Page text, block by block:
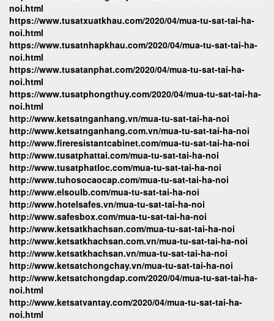
noi.html
https://www.tusatxuatkhau.com/2020/04/mua-tu-sat-tai-ha-
noi.html
https://www.tusatnhapkhau.com/2020/04/mua-tu-sat-tai-ha-
noi.html
https://www.tusatanphat.com/2020/04/mua-tu-sat-tai-ha-
noi.html
https://www.tusatphongthuy.com/2020/04/mua-tu-sat-tai-ha-
noi.html
http://www.ketsatnganhang.vn/mua-tu-sat-tai-ha-noi
http://www.ketsatnganhang.com.vn/mua-tu-sat-tai-ha-noi
http://www.fireresistantcabinet.com/mua-tu-sat-tai-ha-noi
http://www.tusatphattai.com/mua-tu-sat-tai-ha-noi
http://www.tusatphatloc.com/mua-tu-sat-tai-ha-noi
http://www.tuhosocaocap.com/mua-tu-sat-tai-ha-noi
http://www.elsoulb.com/mua-tu-sat-tai-ha-noi
http://www.hotelsafes.vn/mua-tu-sat-tai-ha-noi
http://www.safesbox.com/mua-tu-sat-tai-ha-noi
http://www.ketsatkhachsan.com/mua-tu-sat-tai-ha-noi
http://www.ketsatkhachsan.com.vn/mua-tu-sat-tai-ha-noi
http://www.ketsatkhachsan.vn/mua-tu-sat-tai-ha-noi
http://www.ketsatchongchay.vn/mua-tu-sat-tai-ha-noi
http://www.ketsatchongdap.com/2020/04/mua-tu-sat-tai-ha-
noi.html
http://www.ketsatvantay.com/2020/04/mua-tu-sat-tai-ha-
noi.html